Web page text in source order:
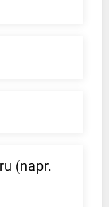
(napr.